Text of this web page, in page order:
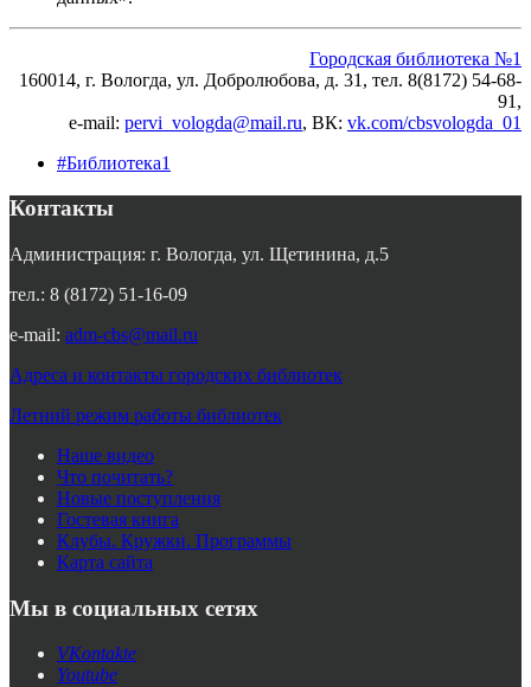
Городская библиотека №1
160014, г. Вологда, ул. Добролюбова, д. 31, тел. 8(8172) 54-68-
91,
e-mail: pervi_vologda@mail.ru, ВК: vk.com/cbsvologda_01
#Библиотека1
Контакты
Администрация: г. Вологда, ул. Щетинина, д.5
тел.: 8 (8172) 51-16-09
e-mail: adm-cbs@mail.ru
Адреса и контакты городских библиотек
Летний режим работы библиотек
Наше видео
Что почитать?
Новые поступления
Гостевая книга
Клубы. Кружки. Программы
Карта сайта
Мы в социальных сетях
VKontakte
Youtube